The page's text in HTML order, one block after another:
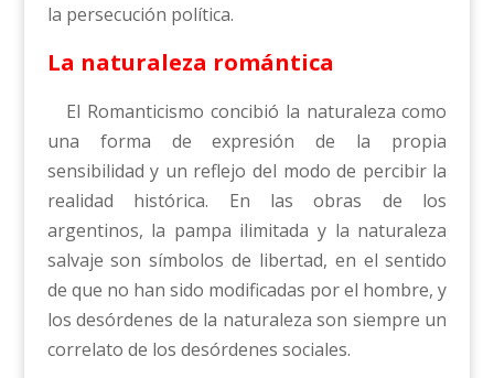
la persecución política.
La naturaleza romántica
El Romanticismo concibió la naturaleza como
una forma de expresión de la propia
sensibilidad y un reflejo del modo de percibir la
realidad histórica. En las obras de los
argentinos, la pampa ilimitada y la naturaleza
salvaje son símbolos de libertad, en el sentido
de que no han sido modificadas por el hombre, y
los desórdenes de la naturaleza son siempre un
correlato de los desórdenes sociales.